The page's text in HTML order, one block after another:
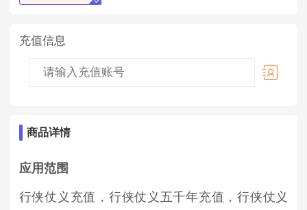
充值信息
商品详情
应用范围
行侠仗义充值，行侠仗义五千年充值，行侠仗义